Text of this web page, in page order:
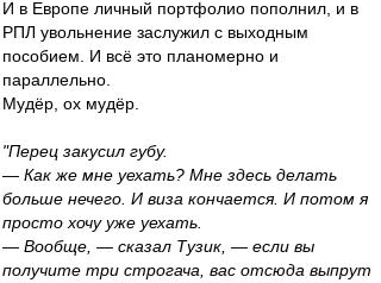
И в Европе личный портфолио пополнил, и в
РПЛ увольнение заслужил с выходным
пособием. И всё это планомерно и
параллельно.
Мудёр, ох мудёр.
"Перец закусил губу.
— Как же мне уехать? Мне здесь делать
больше нечего. И виза кончается. И потом я
просто хочу уже уехать.
— Вообще, — сказал Тузик, — если вы
получите три строгача, вас отсюда выпрут